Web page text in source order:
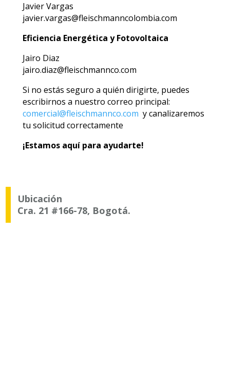
Javier Vargas
javier.vargas@fleischmanncolombia.com
Eficiencia Energética y Fotovoltaica
Jairo Diaz
jairo.diaz@fleischmannco.com
Si no estás seguro a quién dirigirte, puedes
escribirnos a nuestro correo principal:
comercial@fleischmannco.com y canalizaremos
tu solicitud correctamente
¡Estamos aquí para ayudarte!
Ubicación
Cra. 21 #166-78, Bogotá.